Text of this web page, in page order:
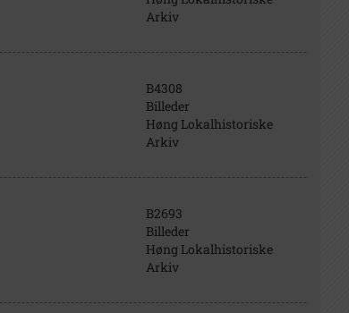
Arkiv
B4308
Billeder
Høng Lokalhistoriske
Arkiv
B2693
Billeder
Høng Lokalhistoriske
Arkiv